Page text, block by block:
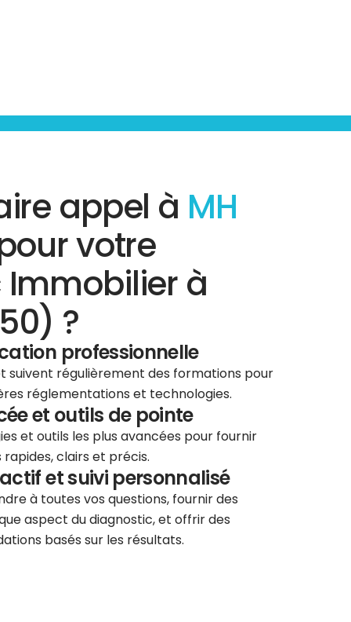
appel à MH
votre
à
?
professionnelle
suivent régulièrement des formations pour
réglementations et technologies.
et outils de pointe
et outils les plus avancées pour fournir
clairs et précis.
et suivi personnalisé
à toutes vos questions, fournir des
aspect du diagnostic, et offrir des
basés sur les résultats.